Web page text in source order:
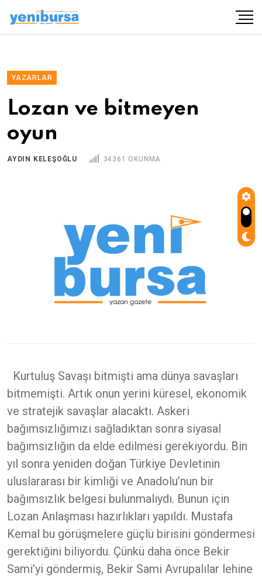
YAZARLAR
Lozan ve bitmeyen
oyun
AYDIN KELEŞOĞLU 34361 OKUNMA
Kurtuluş Savaşı bitmişti ama dünya savaşları
bitmemişti. Artık onun yerini küresel, ekonomik
ve stratejik savaşlar alacaktı. Askeri
bağımsızlığımızı sağladıktan sonra siyasal
bağımsızlığın da elde edilmesi gerekiyordu. Bin
yıl sonra yeniden doğan Türkiye Devletinin
uluslararası bir kimliği ve Anadolu’nun bir
bağımsızlık belgesi bulunmalıydı. Bunun için
Lozan Anlaşması hazırlıkları yapıldı. Mustafa
Kemal bu görüşmelere güçlü birisini göndermesi
gerektiğini biliyordu. Çünkü daha önce Bekir
Sami’yi göndermiş, Bekir Sami Avrupalılar lehine